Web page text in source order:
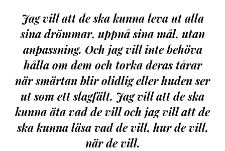
Jag vill att de ska kunna leva ut alla
sina drömmar, uppnå sina mål, utan
anpassning. Och jag vill inte behöva
hålla om dem och torka deras tårar
när smärtan blir olidlig eller huden ser
ut som ett slagfält. Jag vill att de ska
kunna äta vad de vill och jag vill att de
ska kunna läsa vad de vill, hur de vill,
när de vill.